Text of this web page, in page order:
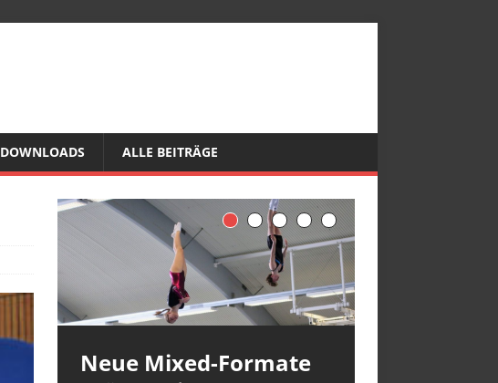
DOWNLOADS ALLE BEITRÄGE
Neue Mixed-Formate